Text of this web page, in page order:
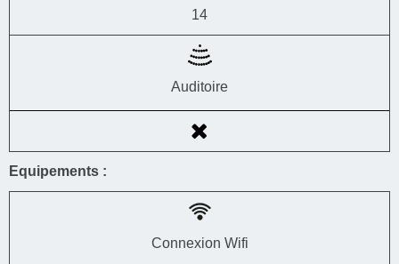
14
Auditoire
Equipements :
Connexion Wifi